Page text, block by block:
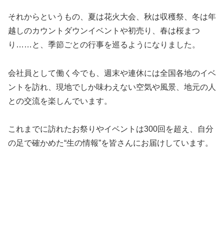
それからというもの、夏は花火大会、秋は収穫祭、冬は年
越しのカウントダウンイベントや初売り、春は桜まつ
り……と、季節ごとの行事を巡るようになりました。
会社員として働く今でも、週末や連休には全国各地のイベ
ントを訪れ、現地でしか味わえない空気や風景、地元の人
との交流を楽しんでいます。
これまでに訪れたお祭りやイベントは300回を超え、自分
の足で確かめた“生の情報”を皆さんにお届けしています。